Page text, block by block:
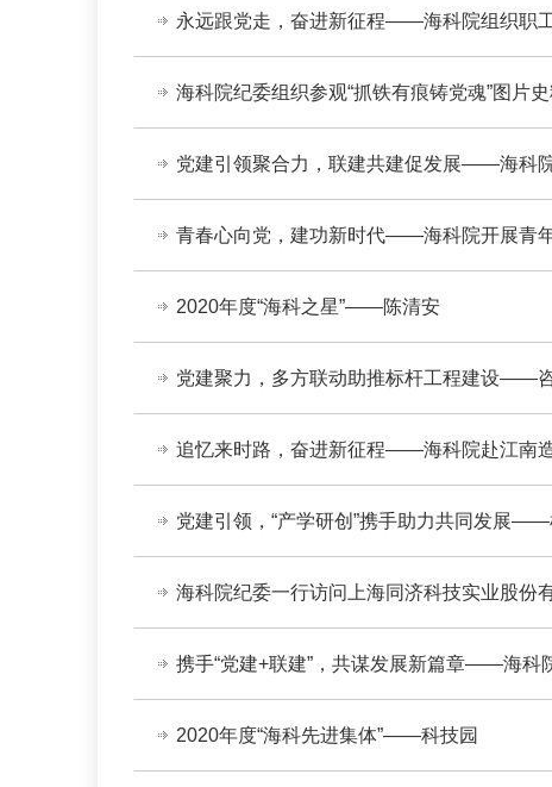
永远跟党走，奋进新征程——海科院组织职
海科院纪委组织参观“抓铁有痕铸党魂”图片
党建引领聚合力，联建共建促发展——海科
青春心向党，建功新时代——海科院开展青
2020年度“海科之星”——陈清安
党建聚力，多方联动助推标杆工程建设——
追忆来时路，奋进新征程——海科院赴江南
党建引领，“产学研创”携手助力共同发展
海科院纪委一行访问上海同济科技实业股份
携手“党建+联建”，共谋发展新篇章——海科
2020年度“海科先进集体”——科技园